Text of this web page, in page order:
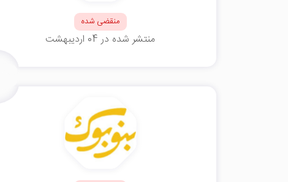
منقضی شده
منتشر شده در 04 اردیبهشت